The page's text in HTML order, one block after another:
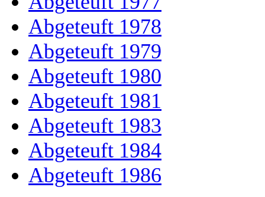
Abgeteuft 1978
Abgeteuft 1979
Abgeteuft 1980
Abgeteuft 1981
Abgeteuft 1983
Abgeteuft 1984
Abgeteuft 1986